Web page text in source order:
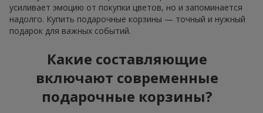
усиливает эмоцию от покупки цветов, но и запоминается
надолго. Купить подарочные корзины — точный и нужный
подарок для важных событий.
Какие составляющие
включают современные
подарочные корзины?